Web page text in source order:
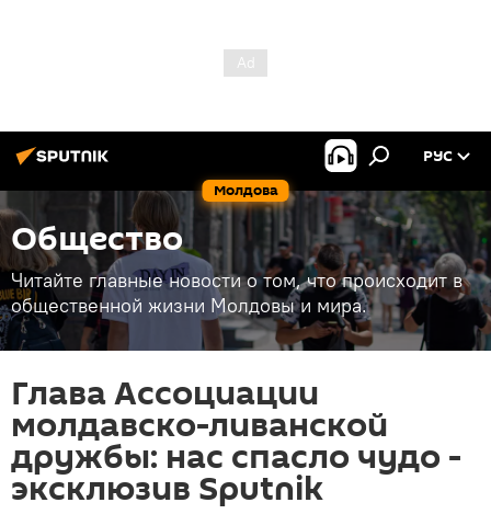
Молдова
РУС
Общество
Читайте главные новости о том, что происходит в
общественной жизни Молдовы и мира.
Глава Ассоциации
молдавско-ливанской
дружбы: нас спасло чудо -
эксклюзив Sputnik